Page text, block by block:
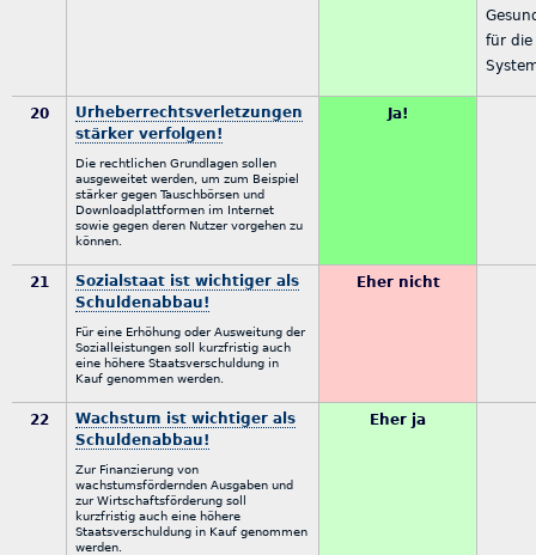
für die
20
Urheberrechtsverletzungen
stärker verfolgen!
Die rechtlichen Grundlagen sollen
ausgeweitet werden, um zum Beispiel
stärker gegen Tauschbörsen und
Downloadplattformen im Internet
sowie gegen deren Nutzer vorgehen zu
können.
Ja!
21
Sozialstaat ist wichtiger als
Schuldenabbau!
Für eine Erhöhung oder Ausweitung der
Sozialleistungen soll kurzfristig auch
eine höhere Staatsverschuldung in
Kauf genommen werden.
Eher nicht
22
Wachstum ist wichtiger als
Schuldenabbau!
Zur Finanzierung von
wachstumsfördernden Ausgaben und
zur Wirtschaftsförderung soll
kurzfristig auch eine höhere
Staatsverschuldung in Kauf genommen
werden.
Eher ja